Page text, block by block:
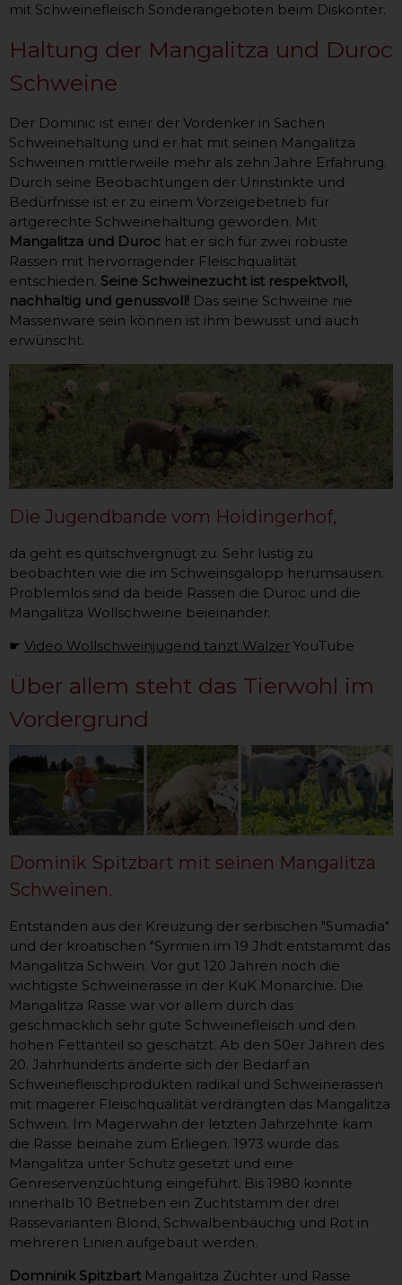
mit Schweinefleisch Sonderangeboten beim Diskonter.
Haltung der Mangalitza und Duroc
Schweine
Der Dominic ist einer der Vordenker in Sachen
Schweinehaltung und er hat mit seinen Mangalitza
Schweinen mittlerweile mehr als zehn Jahre Erfahrung.
Durch seine Beobachtungen der Urinstinkte und
Bedürfnisse ist er zu einem Vorzeigebetrieb für
artgerechte Schweinehaltung geworden. Mit
Mangalitza und Duroc hat er sich für zwei robuste
Rassen mit hervorragender Fleischqualität
entschieden. Seine Schweinezucht ist respektvoll,
nachhaltig und genussvoll! Das seine Schweine nie
Massenware sein können ist ihm bewusst und auch
erwünscht.
Die Jugendbande vom Hoidingerhof,
da geht es quitschvergnügt zu. Sehr lustig zu
beobachten wie die im Schweinsgalopp herumsausen.
Problemlos sind da beide Rassen die Duroc und die
Mangalitza Wollschweine beieinander.
☛ Video Wollschweinjugend tanzt Walzer YouTube
Über allem steht das Tierwohl im
Vordergrund
Dominik Spitzbart mit seinen Mangalitza
Schweinen.
Entstanden aus der Kreuzung der serbischen "Sumadia"
und der kroatischen "Syrmien im 19 Jhdt entstammt das
Mangalitza Schwein. Vor gut 120 Jahren noch die
wichtigste Schweinerasse in der KuK Monarchie. Die
Mangalitza Rasse war vor allem durch das
geschmacklich sehr gute Schweinefleisch und den
hohen Fettanteil so geschätzt. Ab den 50er Jahren des
20. Jahrhunderts änderte sich der Bedarf an
Schweinefleischprodukten radikal und Schweinerassen
mit magerer Fleischqualität verdrängten das Mangalitza
Schwein. Im Magerwahn der letzten Jahrzehnte kam
die Rasse beinahe zum Erliegen. 1973 wurde das
Mangalitza unter Schutz gesetzt und eine
Genreservenzüchtung eingeführt. Bis 1980 konnte
innerhalb 10 Betrieben ein Zuchtstamm der drei
Rassevarianten Blond, Schwalbenbäuchig und Rot in
mehreren Linien aufgebaut werden.
Domninik Spitzbart Mangalitza Züchter und Rasse